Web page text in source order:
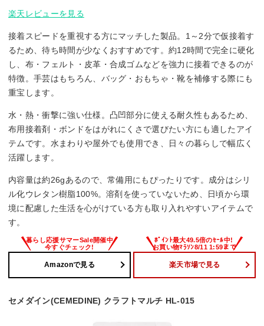
楽天レビューを見る
接着スピードを重視する方にマッチした製品。1～2分で仮接着す
るため、待ち時間が少なくおすすめです。約12時間で完全に硬化
し、布・フェルト・皮革・合成ゴムなどを強力に接着できるのが
特徴。手芸はもちろん、バッグ・おもちゃ・靴を補修する際にも
重宝します。
水・熱・衝撃に強い仕様。凸凹部分に使える耐久性もあるため、
布用接着剤・ボンドをはがれにくさで選びたい方にも適したアイ
テムです。水まわりや屋外でも使用でき、日々の暮らしで幅広く
活躍します。
内容量は約26gあるので、常備用にもぴったりです。成分はシリ
ル化ウレタン樹脂100%。溶剤を使っていないため、日頃から環
境に配慮した生活を心がけている方も取り入れやすいアイテムで
す。
Amazonで見る 楽天市場で見る
セメダイン(CEMEDINE) クラフトマルチ HL-015